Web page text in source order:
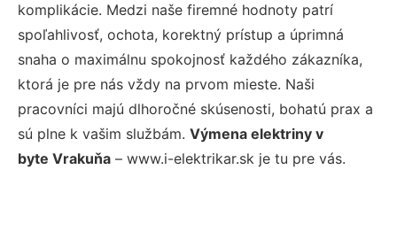
komplikácie. Medzi naše firemné hodnoty patrí
spoľahlivosť, ochota, korektný prístup a úprimná
snaha o maximálnu spokojnosť každého zákazníka,
ktorá je pre nás vždy na prvom mieste. Naši
pracovníci majú dlhoročné skúsenosti, bohatú prax a
sú plne k vašim službám. Výmena elektriny v
byte Vrakuňa – www.i-elektrikar.sk je tu pre vás.